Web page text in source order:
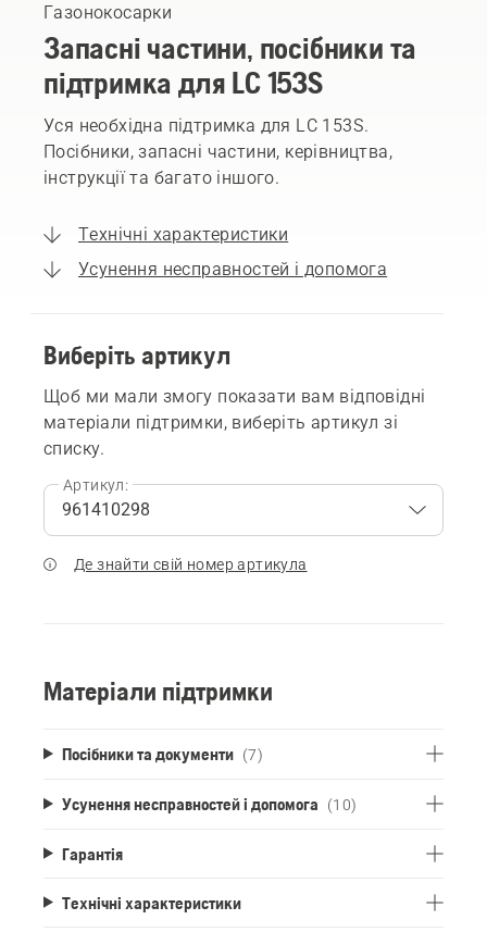
Газонокосарки
Запасні частини, посібники та
підтримка для LC 153S
Уся необхідна підтримка для LC 153S.
Посібники, запасні частини, керівництва,
інструкції та багато іншого.
Технічні характеристики
Усунення несправностей і допомога
Виберіть артикул
Щоб ми мали змогу показати вам відповідні
матеріали підтримки, виберіть артикул зі
списку.
Артикул:
Де знайти свій номер артикула
Матеріали підтримки
Посібники та документи (7)
Усунення несправностей і допомога (10)
Гарантія
Технічні характеристики